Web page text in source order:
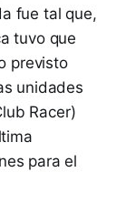
fue tal que,
tuvo que
previsto
unidades
Racer)
para el